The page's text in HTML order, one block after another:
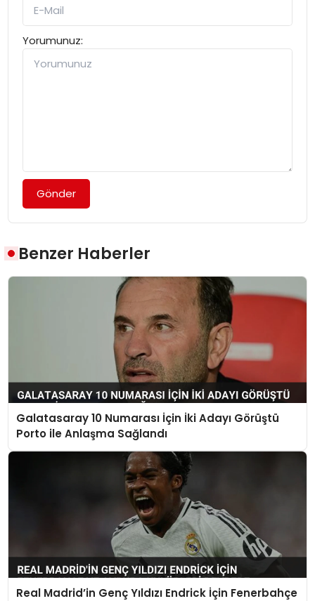
Yorumunuz:
Gönder
Benzer Haberler
Galatasaray 10 Numarası İçin İki Adayı Görüştü
Porto ile Anlaşma Sağlandı
Real Madrid’in Genç Yıldızı Endrick İçin Fenerbahçe